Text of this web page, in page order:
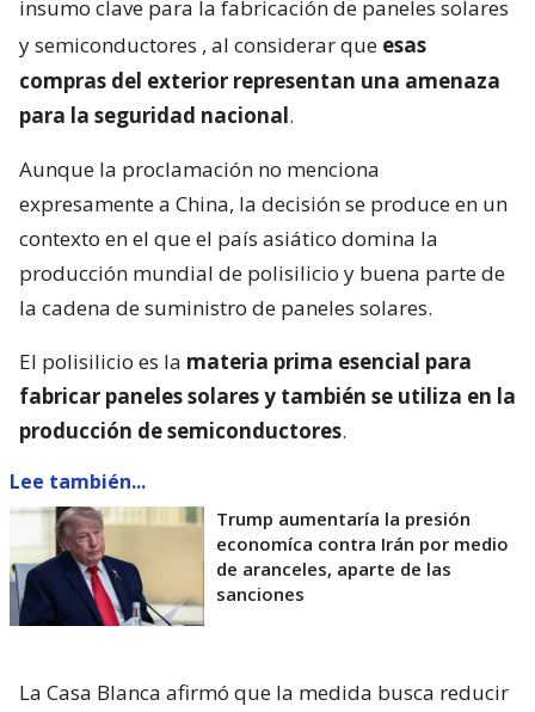
insumo clave para la fabricación de paneles solares
y semiconductores , al considerar que esas
compras del exterior representan una amenaza
para la seguridad nacional.
Aunque la proclamación no menciona
expresamente a China, la decisión se produce en un
contexto en el que el país asiático domina la
producción mundial de polisilicio y buena parte de
la cadena de suministro de paneles solares.
El polisilicio es la materia prima esencial para
fabricar paneles solares y también se utiliza en la
producción de semiconductores.
Lee también...
Trump aumentaría la presión
economíca contra Irán por medio
de aranceles, aparte de las
sanciones
La Casa Blanca afirmó que la medida busca reducir